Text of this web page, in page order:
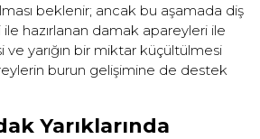
beklenir; ancak bu aşamada diş
hazırlanan damak apareyleri ile
yarığın bir miktar küçültülmesi
burun gelişimine de destek
Yarıklarında